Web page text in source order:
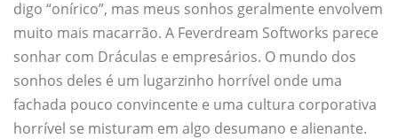
digo “onírico”, mas meus sonhos geralmente envolvem
muito mais macarrão. A Feverdream Softworks parece
sonhar com Dráculas e empresários. O mundo dos
sonhos deles é um lugarzinho horrível onde uma
fachada pouco convincente e uma cultura corporativa
horrível se misturam em algo desumano e alienante.